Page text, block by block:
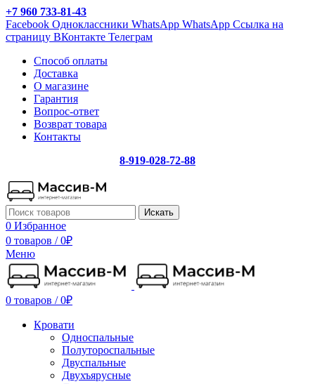
+7 960 733-81-43
Facebook Одноклассники WhatsApp WhatsApp Ссылка на
страницу ВКонтакте Телеграм
Способ оплаты
Доставка
О магазине
Гарантия
Вопрос-ответ
Возврат товара
Контакты
8-919-028-72-88
Искать
0 Избранное
0 товаров / 0₽
Меню
0 товаров / 0₽
Кровати
Односпальные
Полутороспальные
Двуспальные
Двухъярусные